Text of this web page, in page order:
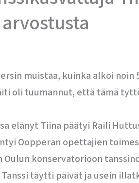
muistaa, kuinka alkoi
oli tuumannut, että tämä
elänyt Tiina päätyi Raili
Oopperan opettajien
Oulun konservatorioon
täytti päivät ja usein